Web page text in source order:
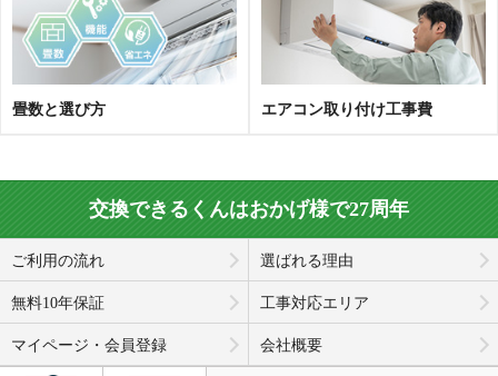
畳数と選び方 エアコン取り付け工事費
交換できるくんはおかげ様で27周年
ご利用の流れ 選ばれる理由
無料10年保証 工事対応エリア
マイページ・会員登録 会社概要